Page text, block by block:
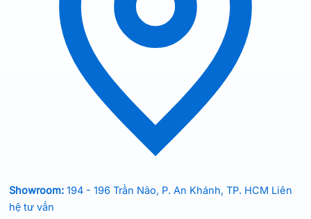
Showroom: 194 - 196 Trần Não, P. An Khánh, TP. HCM Liên
hệ tư vấn